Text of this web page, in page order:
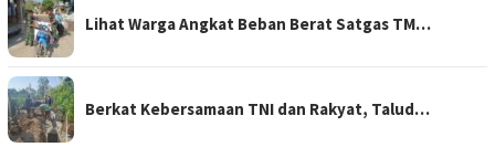
Lihat Warga Angkat Beban Berat Satgas TM…
Berkat Kebersamaan TNI dan Rakyat, Talud…